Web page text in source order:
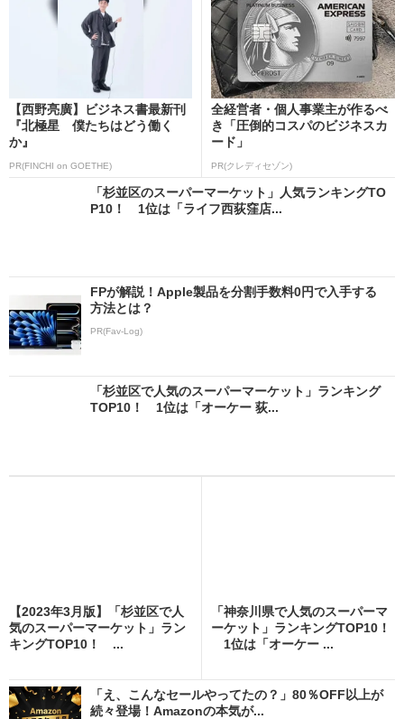
【西野亮廣】ビジネス書最新刊
『北極星 僕たちはどう働く
か』
PR(FINCHI on GOETHE)
全経営者・個人事業主が作るべ
き「圧倒的コスパのビジネスカ
ード」
PR(クレディセゾン)
「杉並区のスーパーマーケット」人気ランキングTO
P10！ 1位は「ライフ西荻窪店...
FPが解説！Apple製品を分割手数料0円で入手する
方法とは？
PR(Fav-Log)
「杉並区で人気のスーパーマーケット」ランキング
TOP10！ 1位は「オーケー 荻...
【2023年3月版】「杉並区で人
気のスーパーマーケット」ラン
キングTOP10！ ...
「神奈川県で人気のスーパーマ
ーケット」ランキングTOP10！
1位は「オーケー ...
「え、こんなセールやってたの？」80％OFF以上が
続々登場！Amazonの本気が...